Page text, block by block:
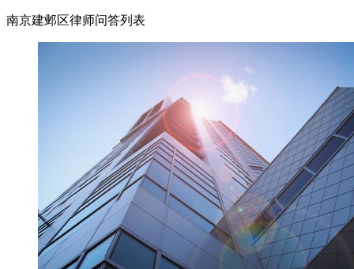
南京建邺区律师问答列表